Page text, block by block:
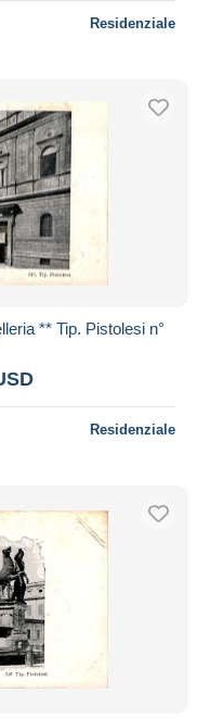
Residenziale
** Tip. Pistolesi n°
Residenziale